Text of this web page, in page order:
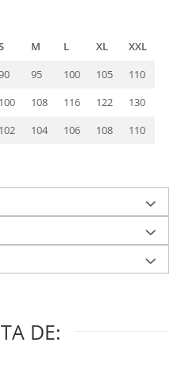
M L XL
XXL
95 100 105
110
100 108 116 122
130
102 104 106 108 110
DE: